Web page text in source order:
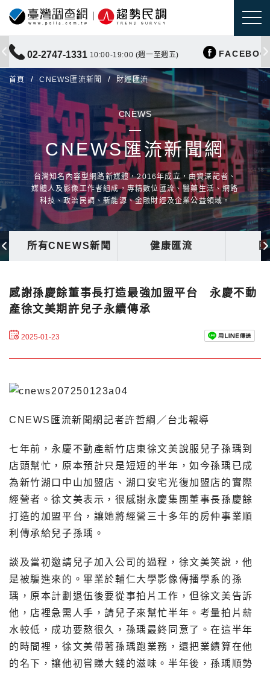
02-2747-1331 10:00-19:00 (週一至週五)
首頁 CNEWS匯流新聞 財經匯流
CNEWS
CNEWS匯流新聞網
台灣知名內容型網路新媒體，2016年成立，由資深記者、
媒體人及影像工作者組成，專精數位匯流、醫藥生活、網路
科技、政治民調、新能源、金融財經及企業公益領域。
所有CNEWS新聞 健康匯流
感謝孫慶餘董事長打造最強加盟平台 永慶不動
產徐文美期許兒子永續傳承
2025-01-23
CNEWS匯流新聞網記者許哲綱／台北報導
七年前，永慶不動產新竹店東徐文美說服兒子孫瑀到
店頭幫忙，原本預計只是短短的半年，如今孫瑀已成
為新竹湖口中山加盟店、湖口安宅光復加盟店的實際
經營者。徐文美表示，很感謝永慶集團董事長孫慶餘
打造的加盟平台，讓她將經營三十多年的房仲事業順
利傳承給兒子孫瑀。
談及當初邀請兒子加入公司的過程，徐文美笑說，他
是被騙進來的。畢業於輔仁大學影像傳播學系的孫
瑀，原本計劃退伍後要從事拍片工作，但徐文美告訴
他，店裡急需人手，請兒子來幫忙半年。考量拍片薪
水較低，成功要熬很久，孫瑀最終同意了。在這半年
的時間裡，徐文美帶著孫瑀跑業務，還把業績算在他
的名下，讓他初嘗賺大錢的滋味。半年後，孫瑀順勢